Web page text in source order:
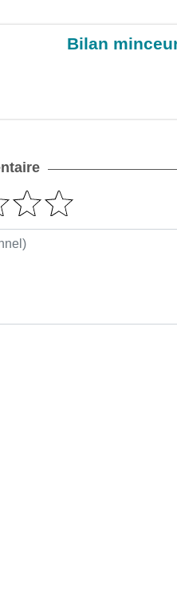
Bilan